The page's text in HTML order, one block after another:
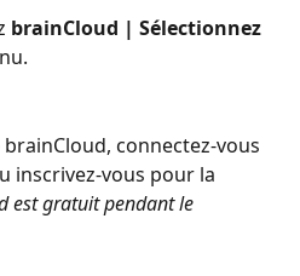
brainCloud | Sélectionnez
connectez-vous
inscrivez-vous pour la
est gratuit pendant le